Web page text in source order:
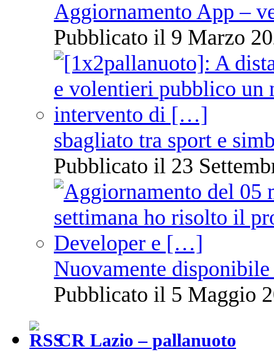
Aggiornamento App –
Pubblicato il 9 Marzo
sbagliato tra sport e
Pubblicato il 23
Nuovamente
Pubblicato il 5 Maggio
CR Lazio – pallanuoto